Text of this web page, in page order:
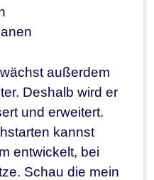
außerdem
Deshalb wird er
und erweitert.
kannst
entwickelt, bei
Schau die mein